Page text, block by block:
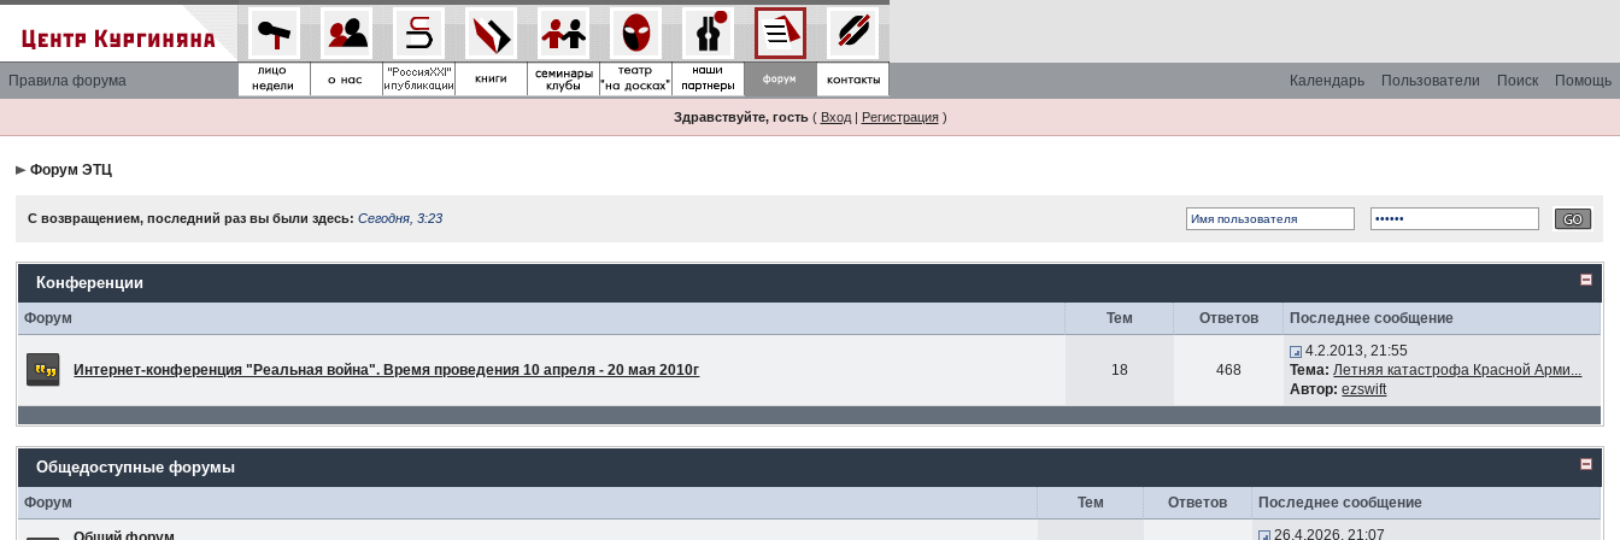
Правила форума Помощь
Поиск
Пользователи
Календарь
Здравствуйте, гость( Вход| Регистрация)
Форум ЭТЦ
С возвращением, последний раз вы были здесь:Сегодня, 3:23
Конференции
Форум Тем Ответов Последнее сообщение
Интернет-конференция "Реальная война". Время проведения 10 апреля - 20 мая 2010г 18 468
4.2.2013, 21:55
Тема: Летняя катастрофа Красной Арми...
Автор: ezswift
Общедоступные форумы
Форум Тем Ответов Последнее сообщение
26.4.2026, 21:07